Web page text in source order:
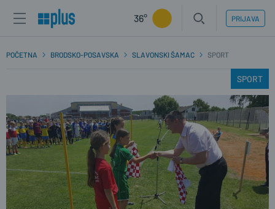
36° PRIJAVA
POČETNA BRODSKO-POSAVSKA SLAVONSKI ŠAMAC SPORT
SPORT